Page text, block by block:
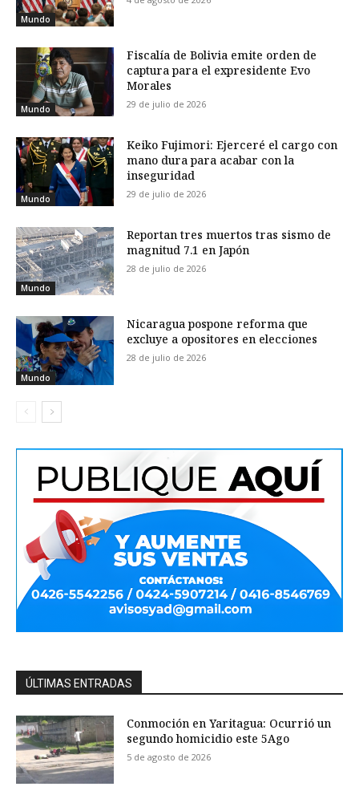
Mundo
Mundo
Fiscalía de Bolivia emite orden de
captura para el expresidente Evo
Morales
29 de julio de 2026
Mundo
Keiko Fujimori: Ejerceré el cargo con
mano dura para acabar con la
inseguridad
29 de julio de 2026
Mundo
Reportan tres muertos tras sismo de
magnitud 7.1 en Japón
28 de julio de 2026
Mundo
Nicaragua pospone reforma que
excluye a opositores en elecciones
28 de julio de 2026
ÚLTIMAS ENTRADAS
Conmoción en Yaritagua: Ocurrió un
segundo homicidio este 5Ago
5 de agosto de 2026